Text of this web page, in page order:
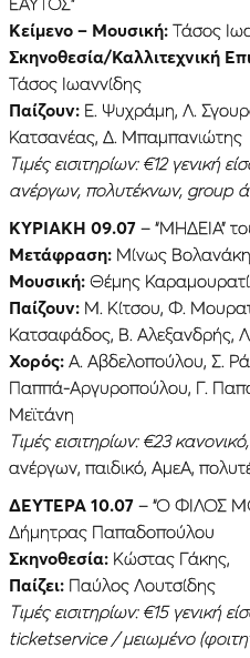
Κείμενο – Μουσική: Τάσος
Σκηνοθεσία/Καλλιτεχνική
Τάσος Ιωαννίδης
Παίζουν: Ε. Ψυχράμη, Λ.
Κατσανέας, Δ. Μπαμπανιώτης
Τιμές εισιτηρίων: €12 γενική
ανέργων, πολυτέκνων, group
ΚΥΡΙΑKH 09.07 – “ΜΗΔΕΙΑ”
Μετάφραση: Μίνως
Μουσική: Θέμης
Παίζουν: Μ. Κίτσου, Φ.
Κατσαφάδος, Β. Αλεξανδρής,
Χορός: Α. Αβδελοπούλου, Σ.
Παππά-Αργυροπούλου, Γ.
Μεϊτάνη
Τιμές εισιτηρίων: €23
ανέργων, παιδικό, ΑμεΑ,
ΔΕΥΤΈΡΑ 10.07 – “Ο ΦΙΛΟΣ
Δήμητρας Παπαδοπούλου
Σκηνοθεσία: Κώστας Γάκης,
Παίζει: Παύλος Λουτσίδης
Τιμές εισιτηρίων: €15 γενική
ticketservice / μειωμένο